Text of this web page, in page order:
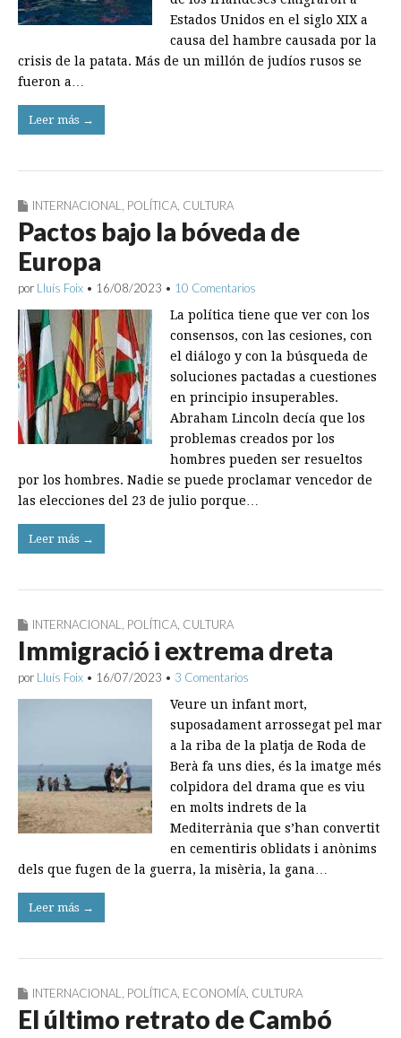
Estados Unidos en el siglo XIX a
causa del hambre causada por la
crisis de la patata. Más de un millón de judíos rusos se
fueron a…
Leer más →
INTERNACIONAL, POLÍTICA, CULTURA
Pactos bajo la bóveda de
Europa
por Lluís Foix • 16/08/2023 • 10 Comentarios
La política tiene que ver con los
consensos, con las cesiones, con
el diálogo y con la búsqueda de
soluciones pactadas a cuestiones
en principio insuperables.
Abraham Lincoln decía que los
problemas creados por los
hombres pueden ser resueltos
por los hombres. Nadie se puede proclamar vencedor de
las elecciones del 23 de julio porque…
Leer más →
INTERNACIONAL, POLÍTICA, CULTURA
Immigració i extrema dreta
por Lluís Foix • 16/07/2023 • 3 Comentarios
Veure un infant mort,
suposadament arrossegat pel mar
a la riba de la platja de Roda de
Berà fa uns dies, és la imatge més
colpidora del drama que es viu
en molts indrets de la
Mediterrània que s’han convertit
en cementiris oblidats i anònims
dels que fugen de la guerra, la misèria, la gana…
Leer más →
INTERNACIONAL POLÍTICA ECONOMÍA CULTURA
El último retrato de Cambó